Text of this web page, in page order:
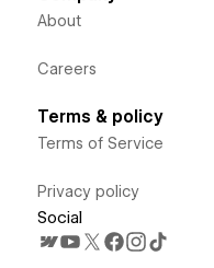
About
Careers
Terms & policy
Terms of Service
Privacy policy
Social